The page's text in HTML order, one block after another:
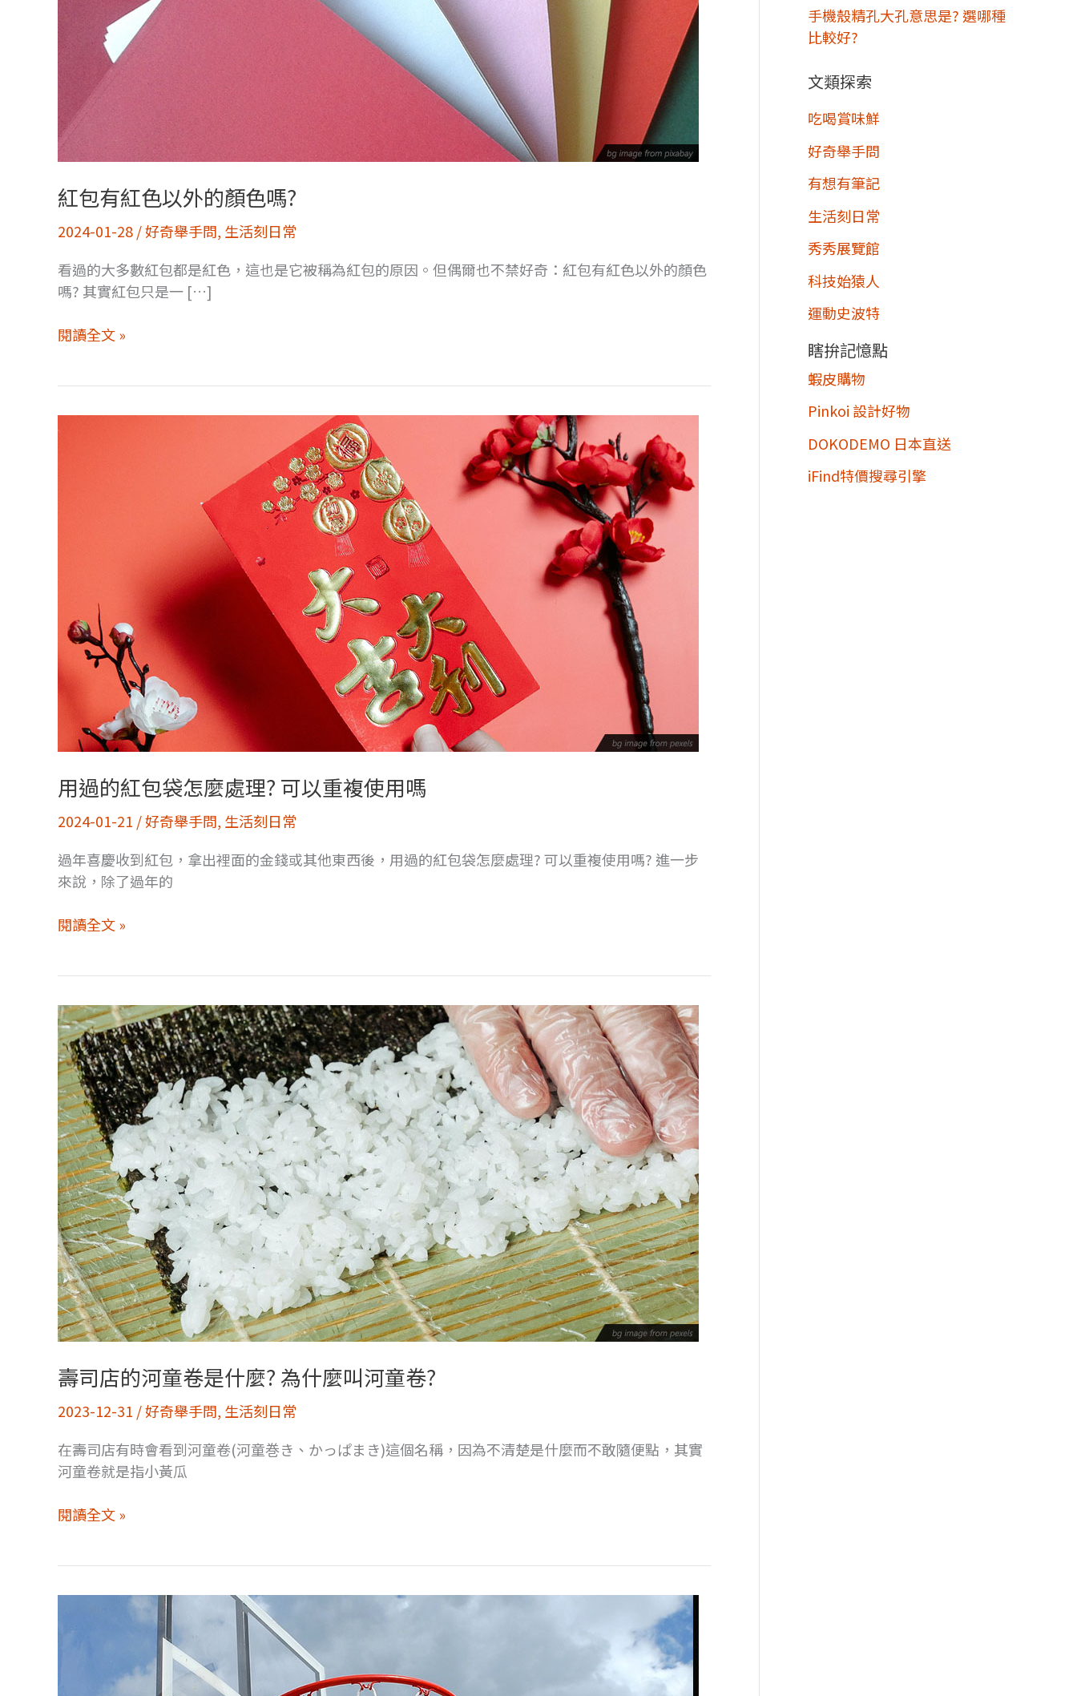
紅包有紅色以外的顏色嗎?
2024-01-28/好奇舉手問, 生活刻日常
看過的大多數紅包都是紅色，這也是它被稱為紅包的原因。但偶爾也不禁好奇：紅包有紅色以外的顏色
嗎? 其實紅包只是一 […]
紅
色
閱讀全文 »
用過的紅包袋怎麼處理? 可以重複使用嗎
2024-01-21 /好奇舉手問, 生活刻日常
過年喜慶收到紅包，拿出裡面的金錢或其他東西後，用過的紅包袋怎麼處理? 可以重複使用嗎? 進一步
來說，除了過年的
用
包
袋
怎
麼
處
理?
可
以
重
複
使
用
嗎
閱讀全文 »
壽司店的河童卷是什麼? 為什麼叫河童卷?
2023-12-31 /好奇舉手問, 生活刻日常
在壽司店有時會看到河童卷(河童巻き、かっぱまき)這個名稱，因為不清楚是什麼而不敢隨便點，其實
河童卷就是指小黃瓜
壽
河
閱讀全文 »
手機殼精孔大孔意思是? 選哪種
比較好?
文類探索
吃喝賞味鮮
好奇舉手問
有想有筆記
生活刻日常
秀秀展覽館
科技始猿人
運動史波特
瞎拚記憶點
蝦皮購物
Pinkoi 設計好物
DOKODEMO 日本直送
iFind特價搜尋引擎